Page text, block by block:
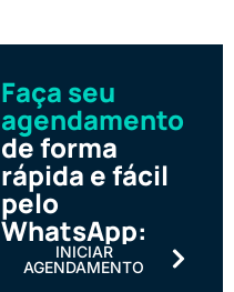
Faça seu
agendamento
de forma
rápida e fácil
pelo
WhatsApp:
INICIAR
AGENDAMENTO